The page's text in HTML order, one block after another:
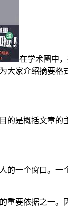
在学术圈中
家介绍摘要格
是概括文章的
一个窗口。
要依据之一。